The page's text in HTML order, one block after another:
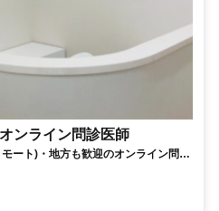
ンライン問診医師
ート)・地方も歓迎のオンライン問診